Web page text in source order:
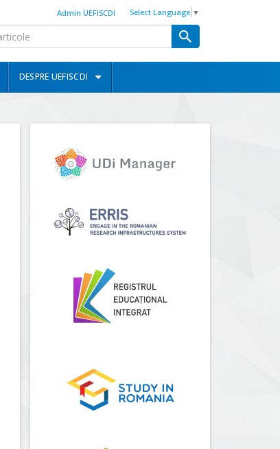
Select Language ▼
Admin UEFISCDI
DESPRE UEFISCDI